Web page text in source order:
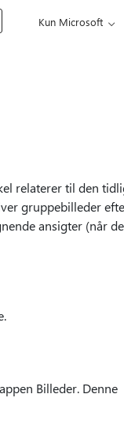
Kun Microsoft
relaterer til den
gruppebilleder
ansigter (når
Billeder. Denne